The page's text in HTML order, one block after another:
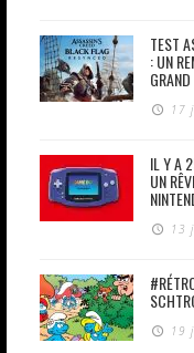
TEST
: UN
17
IL Y A
UN
13
19